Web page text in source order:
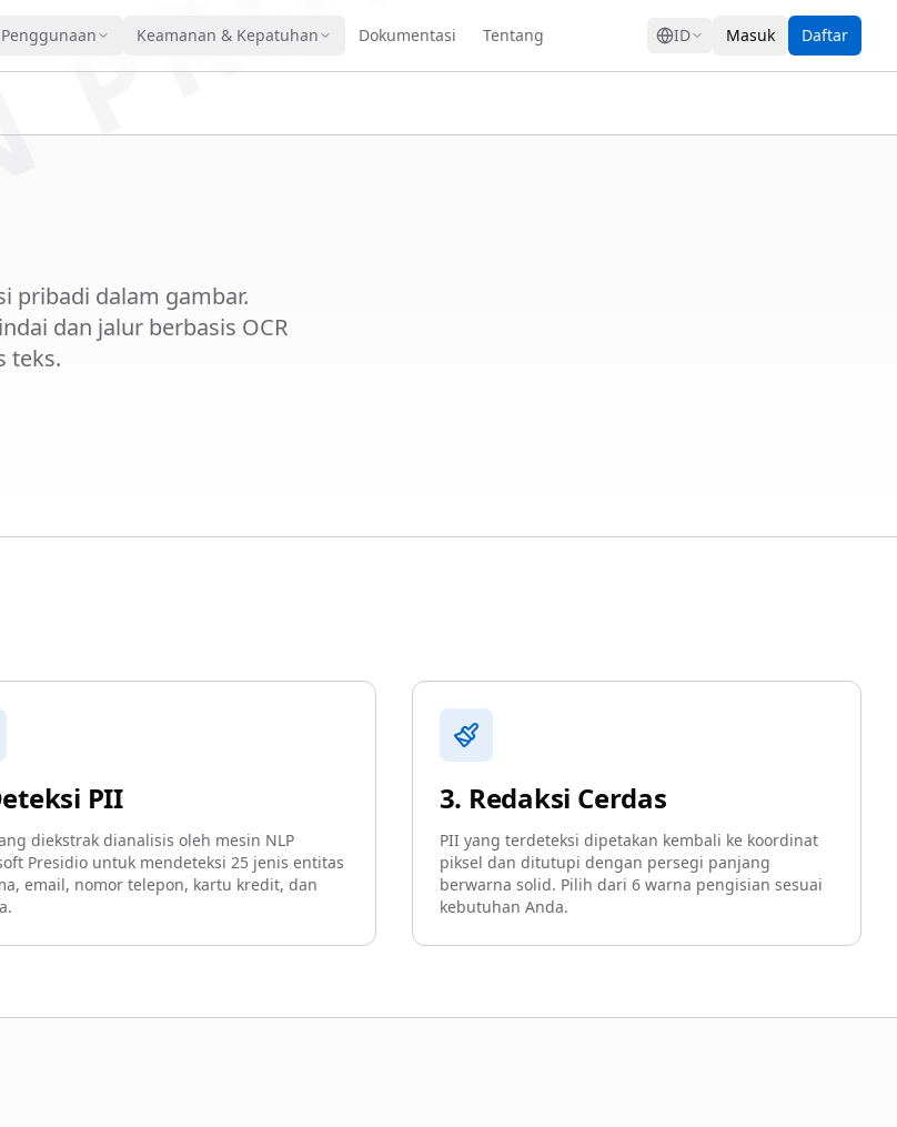
Keamanan & Kepatuhan Dokumentasi Tentang ID Masuk Daftar
pribadi dalam gambar.
dan jalur berbasis OCR
teks.
PII
diekstrak dianalisis oleh mesin NLP
Presidio untuk mendeteksi 25 jenis entitas
email, nomor telepon, kartu kredit, dan
3. Redaksi Cerdas
PII yang terdeteksi dipetakan kembali ke koordinat
piksel dan ditutupi dengan persegi panjang
berwarna solid. Pilih dari 6 warna pengisian sesuai
kebutuhan Anda.